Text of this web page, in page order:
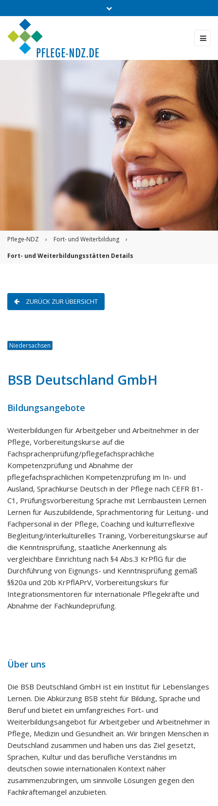
Pflege-NDZ › Fort- und Weiterbildung
›
Fort- und Weiterbildungsstätten Details
ZURÜCK ZUR ÜBERSICHT
Niedersachsen
BSB Deutschland GmbH
Bildungsangebote
Weiterbildungen für Arbeitgeber und Arbeitnehmer in der
Pflege, Vorbereitungskurse auf die
Fachsprachenprüfung/pflegefachsprachliche
Kompetenzprüfung und Abnahme der
pflegefachsprachlichen Kompetenzprüfung im In- und
Ausland, Sprachkurse Deutsch in der Pflege nach CEFR B1-
C1, Prüfungsvorbereitung Sprache mit Lernbaustein Lernen
Lernen für Auszubildende, Sprachmentoring für Leitung- und
Fachpersonal in der Pflege, Coaching und kulturreflexive
Begleitung/interkulturelles Training, Vorbereitungskurse auf
die Kenntnisprüfung, staatliche Anerkennung als
vergleichbare Einrichtung nach §4 Abs.3 KrPflG für die
Durchführung von Eignungs- und Kenntnisprüfung gemäß
§§20a und 20b KrPflAPrV, Vorbereitungskurs für
Integrationsmentoren für internationale Pflegekräfte und
Abnahme der Fachkundeprüfung.
Über uns
Die BSB Deutschland GmbH ist ein Institut für Lebenslanges
Lernen. Die Abkürzung BSB steht für Bildung, Sprache und
Beruf und bietet ein umfangreiches Fort- und
Weiterbildungsangebot für Arbeitgeber und Arbeitnehmer in
Pflege, Medizin und Gesundheit an. Wir bringen Menschen in
Deutschland zusammen und haben uns das Ziel gesetzt,
Sprachen, Kultur und das berufliche Verständnis im
deutschen sowie internationalen Kontext näher
zusammenzubringen, um sinnvolle Lösungen gegen den
Fachkräftemangel anzubieten.